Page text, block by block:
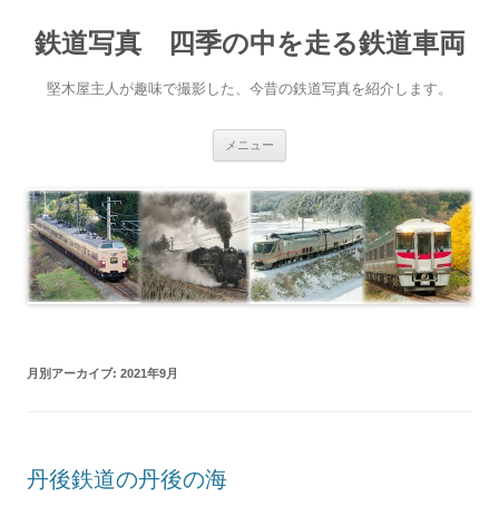
鉄道写真 四季の中を走る鉄道車両
堅木屋主人が趣味で撮影した、今昔の鉄道写真を紹介します。
メニュー
ツ
へ
ス
キ
ッ
プ
月別アーカイブ: 2021年9月
丹後鉄道の丹後の海